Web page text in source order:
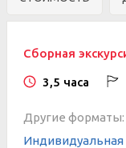
Сборная
3,5 часа
Другие форматы:
Индивидуальная